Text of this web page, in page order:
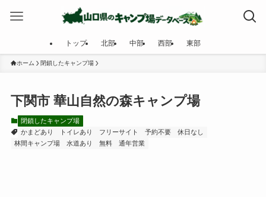
トップ 北部 中部 西部 東部
ホーム 閉鎖したキャンプ場
下関市 華山自然の森キャンプ場
閉鎖したキャンプ場
かまどあり
トイレあり フリーサイト 予約不要
休日なし
林間キャンプ場
水道あり 無料 通年営業